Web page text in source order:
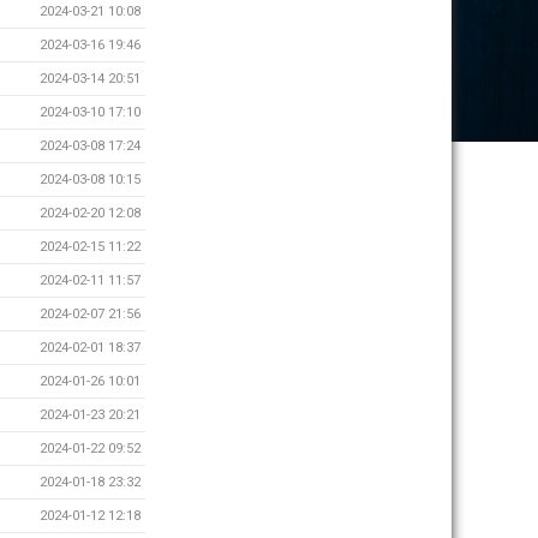
2024-03-21 10:08
2024-03-16 19:46
2024-03-14 20:51
2024-03-10 17:10
2024-03-08 17:24
2024-03-08 10:15
2024-02-20 12:08
2024-02-15 11:22
2024-02-11 11:57
2024-02-07 21:56
2024-02-01 18:37
2024-01-26 10:01
2024-01-23 20:21
2024-01-22 09:52
2024-01-18 23:32
2024-01-12 12:18